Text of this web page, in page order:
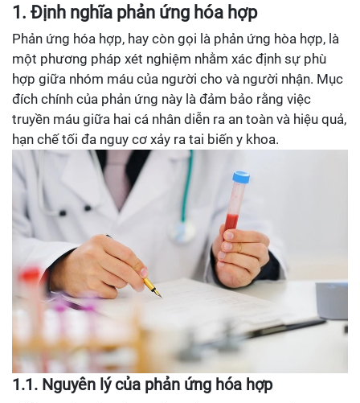
1. Định nghĩa phản ứng hóa hợp
Phản ứng hóa hợp, hay còn gọi là phản ứng hòa hợp, là
một phương pháp xét nghiệm nhằm xác định sự phù
hợp giữa nhóm máu của người cho và người nhận. Mục
đích chính của phản ứng này là đảm bảo rằng việc
truyền máu giữa hai cá nhân diễn ra an toàn và hiệu quả,
hạn chế tối đa nguy cơ xảy ra tai biến y khoa.
1.1. Nguyên lý của phản ứng hóa hợp